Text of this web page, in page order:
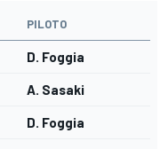
PILOTO
D. Foggia
A. Sasaki
D. Foggia